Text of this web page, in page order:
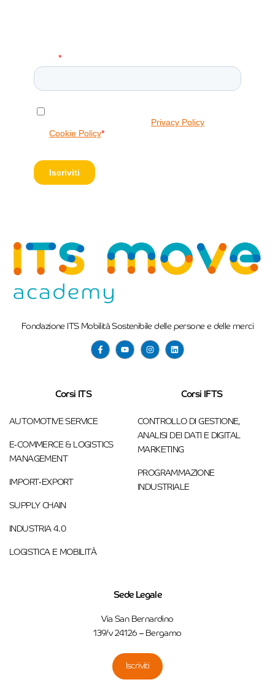
Iscriviti alla Nostra Newsletter!
Fondazione ITS Mobilità Sostenibile delle persone e delle merci
Corsi ITS
AUTOMOTIVE SERVICE
E-COMMERCE & LOGISTICS
MANAGEMENT
IMPORT-EXPORT
SUPPLY CHAIN
INDUSTRIA 4.0
LOGISTICA E MOBILITÀ
Corsi IFTS
CONTROLLO DI GESTIONE,
ANALISI DEI DATI E DIGITAL
MARKETING
PROGRAMMAZIONE
INDUSTRIALE
Sede Legale
Via San Bernardino
139/v 24126 – Bergamo
Iscriviti